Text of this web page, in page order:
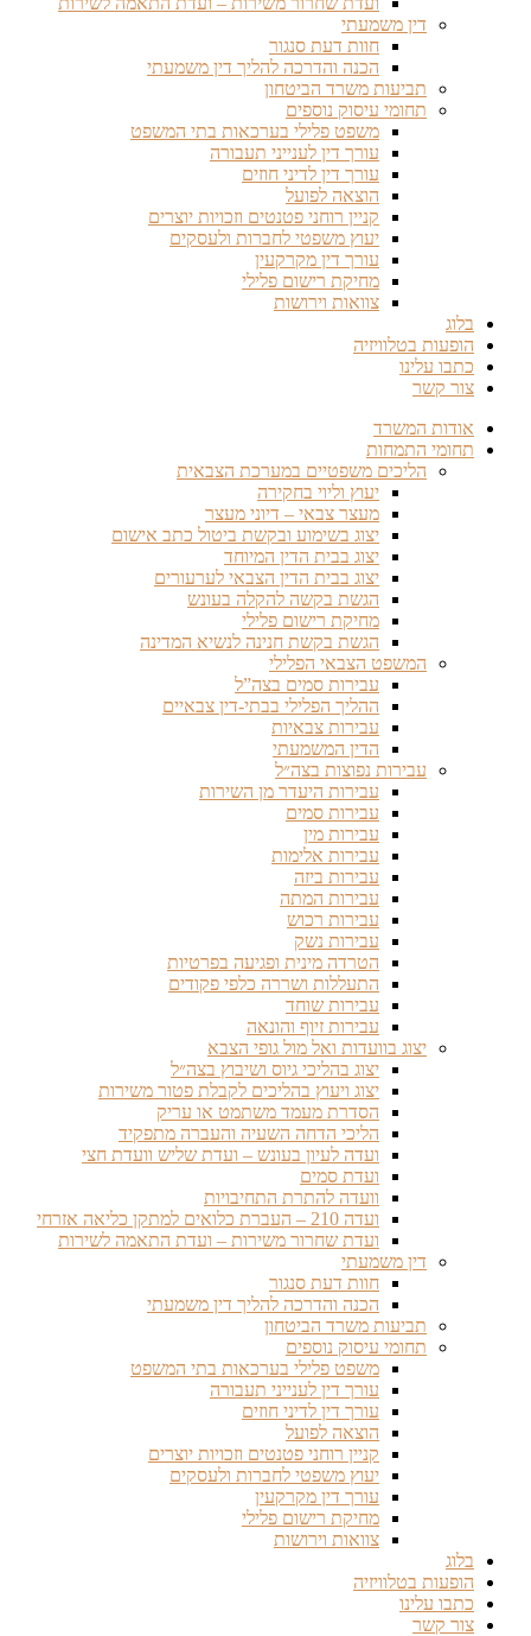
דין משמעתי
חוות דעת סנגור
הכנה והדרכה להליך דין משמעתי
תביעות משרד הביטחון
תחומי עיסוק נוספים
משפט פלילי בערכאות בתי המשפט
עורך דין לענייני תעבורה
עורך דין לדיני חוזים
הוצאה לפועל
קניין רוחני פטנטים וזכויות יוצרים
יעוץ משפטי לחברות ולעסקים
עורך דין מקרקעין
מחיקת רישום פלילי
צוואות וירושות
בלוג
הופעות בטלוויזיה
כתבו עלינו
צור קשר
אודות המשרד
תחומי התמחות
הליכים משפטיים במערכת הצבאית
יעוץ וליוי בחקירה
מעצר צבאי – דיוני מעצר
יצוג בשימוע ובקשת ביטול כתב אישום
יצוג בבית הדין המיוחד
יצוג בבית הדין הצבאי לערעורים
הגשת בקשה להקלה בעונש
מחיקת רישום פלילי
הגשת בקשת חנינה לנשיא המדינה
המשפט הצבאי הפלילי
עבירות סמים בצה”ל
ההליך הפלילי בבתי-דין צבאיים
עבירות צבאיות
הדין המשמעתי
עבירות נפוצות בצה״ל
עבירות היעדר מן השירות
עבירות סמים
עבירות מין
עבירות אלימות
עבירות ביזה
עבירות המתה
עבירות רכוש
עבירות נשק
הטרדה מינית ופגיעה בפרטיות
התעללות ושררה כלפי פקודים
עבירות שוחד
עבירות זיוף והונאה
יצוג בוועדות ואל מול גופי הצבא
יצוג בהליכי גיוס ושיבוץ בצה״ל
יצוג ויעוץ בהליכים לקבלת פטור משירות
הסדרת מעמד משתמט או עריק
הליכי הדחה השעיה והעברה מתפקיד
ועדה לעיון בעונש – ועדת שליש וועדת חצי
ועדת סמים
וועדה להתרת התחיבויות
ועדה 210 – העברת כלואים למתקן כליאה אזרחי
ועדת שחרור משירות – ועדת התאמה לשירות
דין משמעתי
חוות דעת סנגור
הכנה והדרכה להליך דין משמעתי
תביעות משרד הביטחון
תחומי עיסוק נוספים
משפט פלילי בערכאות בתי המשפט
עורך דין לענייני תעבורה
עורך דין לדיני חוזים
הוצאה לפועל
קניין רוחני פטנטים וזכויות יוצרים
יעוץ משפטי לחברות ולעסקים
עורך דין מקרקעין
מחיקת רישום פלילי
צוואות וירושות
בלוג
הופעות בטלוויזיה
כתבו עלינו
צור קשר